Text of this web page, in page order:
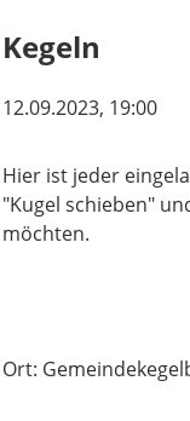
Kegeln
12.09.2023, 19:00
Hier ist jeder
"Kugel schieben"
möchten.
Ort: